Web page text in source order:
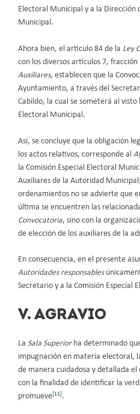
Electoral Municipal y a la Dirección
Municipal.
Ahora bien, el artículo 84 de la Ley
con los diversos artículos 7, fracción
Auxiliares, establecen que la
Ayuntamiento, a través del
Cabildo, la cual se someterá al visto
Electoral Municipal.
Así, se concluye que la obligación
los actos relativos, corresponde al
la Comisión Especial Electoral
Auxiliares de la Autoridad
ordenamientos no se advierte que
última se encuentren las
Convocatoria, sino con la
de elección de los auxiliares de la
En consecuencia, en el presente
Autoridades responsables
Secretario y a la Comisión Especial
V. AGRAVIO
La Sala Superiorha determinado
impugnación en materia electoral,
de manera cuidadosa y detallada
con la finalidad de identificar la
promueve[11].